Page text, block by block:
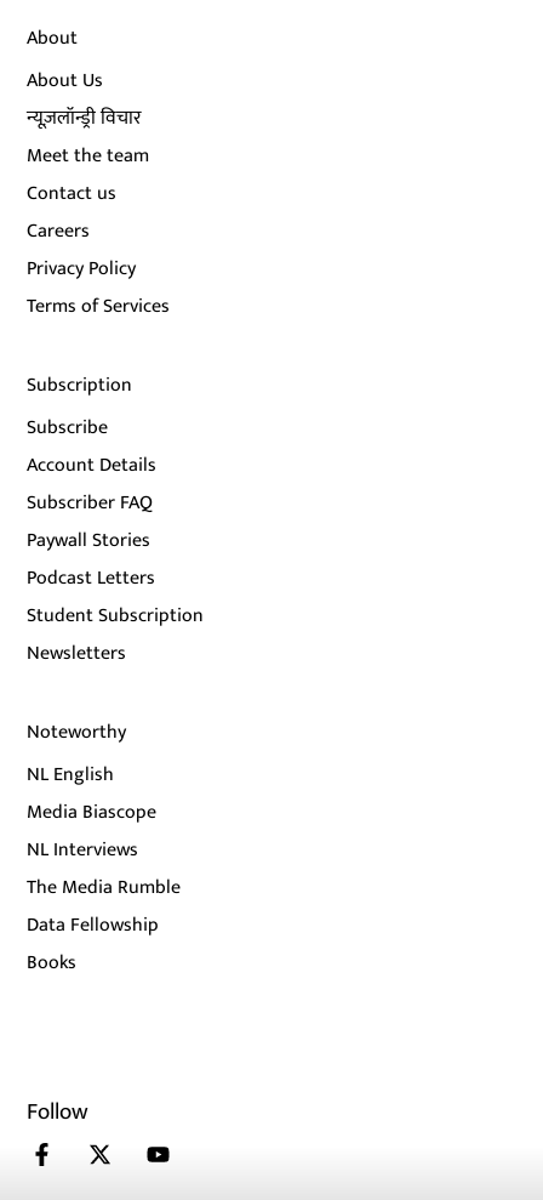
About
About Us
न्यूज़लॉन्ड्री विचार
Meet the team
Contact us
Careers
Privacy Policy
Terms of Services
Subscription
Subscribe
Account Details
Subscriber FAQ
Paywall Stories
Podcast Letters
Student Subscription
Newsletters
Noteworthy
NL English
Media Biascope
NL Interviews
The Media Rumble
Data Fellowship
Books
Follow